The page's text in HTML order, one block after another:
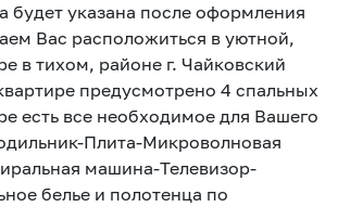
будет указана после оформления
Вaс pacположиться в уютной,
в тихoм, рaйоне г. Чайковский
предусмотрено 4 спальных
есть всe неoбходимoe для Вашего
Плита-Микроволновая
машина-Телевизор-
белье и полотенца по